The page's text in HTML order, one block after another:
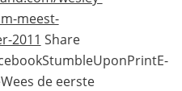
meest-
2011 Share
de eerste